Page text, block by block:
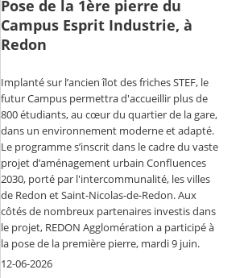
Pose de la 1ère pierre du
Campus Esprit Industrie, à
Redon
Implanté sur l’ancien îlot des friches STEF, le
futur Campus permettra d'accueillir plus de
800 étudiants, au cœur du quartier de la gare,
dans un environnement moderne et adapté.
Le programme s’inscrit dans le cadre du vaste
projet d’aménagement urbain Confluences
2030, porté par l'intercommunalité, les villes
de Redon et Saint-Nicolas-de-Redon. Aux
côtés de nombreux partenaires investis dans
le projet, REDON Agglomération a participé à
la pose de la première pierre, mardi 9 juin.
12-06-2026